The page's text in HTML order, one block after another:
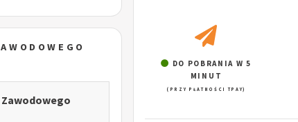
DO POBRANIA W 5
MINUT
(PRZY PŁATNOŚCI TPAY)